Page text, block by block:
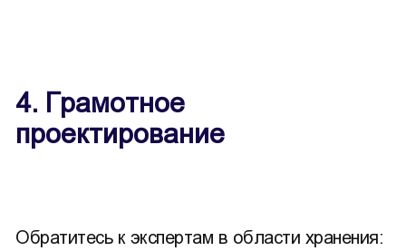
4. Грамотное
проектирование
Обратитесь к экспертам в области хранения: